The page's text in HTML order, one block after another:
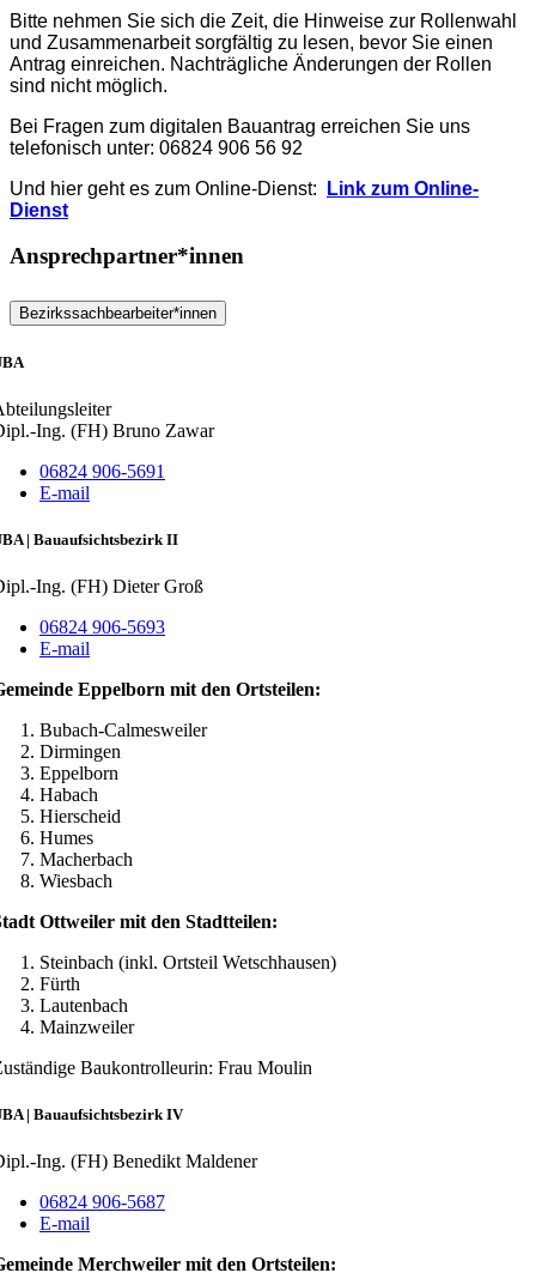
Bitte nehmen Sie sich die Zeit, die Hinweise zur Rollenwahl
und Zusammenarbeit sorgfältig zu lesen, bevor Sie einen
Antrag einreichen. Nachträgliche Änderungen der Rollen
sind nicht möglich.
Bei Fragen zum digitalen Bauantrag erreichen Sie uns
telefonisch unter: 06824 906 56 92
Und hier geht es zum Online-Dienst:
Link zum Online-
Dienst
Ansprechpartner*innen
Bezirkssachbearbeiter*innen
Ing. (FH) Bruno Zawar
06824 906-5691
E-mail
| Bauaufsichtsbezirk II
Ing. (FH) Dieter Groß
06824 906-5693
E-mail
Eppelborn mit den Ortsteilen:
Bubach-Calmesweiler
Dirmingen
Eppelborn
Habach
Hierscheid
Humes
Macherbach
Wiesbach
Ottweiler mit den Stadtteilen:
Steinbach (inkl. Ortsteil Wetschhausen)
Fürth
Lautenbach
Mainzweiler
Baukontrolleurin: Frau Moulin
| Bauaufsichtsbezirk IV
Ing. (FH) Benedikt Maldener
06824 906-5687
E-mail
Merchweiler mit den Ortsteilen: